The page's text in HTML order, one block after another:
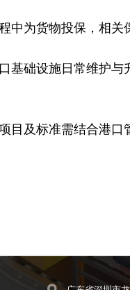
中为货物投保，相关
基础设施日常维护与
目及标准需结合港